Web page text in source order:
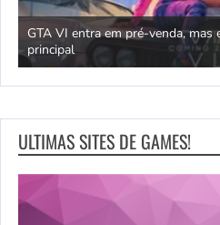
GTA VI entra em pré-venda,
principal
ULTIMAS SITES DE GAMES!